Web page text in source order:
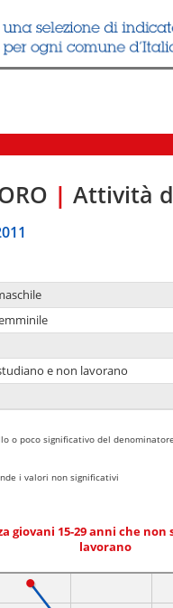
| Attività
e non lavorano
o poco significativo del denominatore
i valori non significativi
giovani 15-29 anni che non
lavorano